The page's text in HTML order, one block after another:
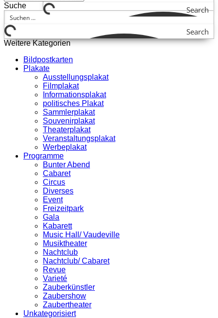
Search
Suche
Search
Weitere Kategorien
Bildpostkarten
Plakate
Ausstellungsplakat
Filmplakat
Informationsplakat
politisches Plakat
Sammlerplakat
Souvenirplakat
Theaterplakat
Veranstaltungsplakat
Werbeplakat
Programme
Bunter Abend
Cabaret
Circus
Diverses
Event
Freizeitpark
Gala
Kabarett
Music Hall/ Vaudeville
Musiktheater
Nachtclub
Nachtclub/ Cabaret
Revue
Varieté
Zauberkünstler
Zaubershow
Zaubertheater
Unkategorisiert